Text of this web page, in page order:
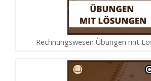
Rechnungswesen Übungen mit